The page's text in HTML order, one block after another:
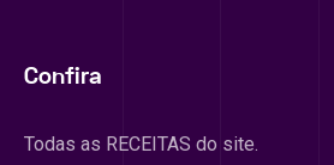
Confira
Todas as RECEITAS do site.